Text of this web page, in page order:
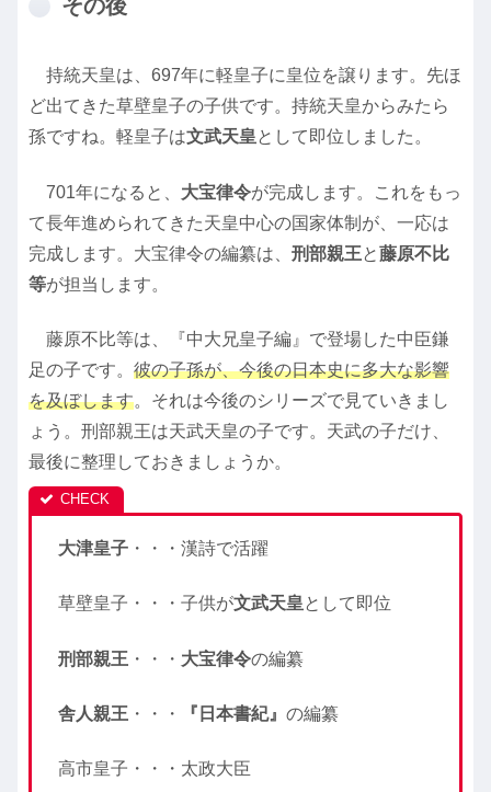
その後
持統天皇は、697年に軽皇子に皇位を譲ります。先ほ
ど出てきた草壁皇子の子供です。持統天皇からみたら
孫ですね。軽皇子は文武天皇として即位しました。
701年になると、 大宝律令が完成します。これをもっ
て長年進められてきた天皇中心の国家体制が、一応は
完成します。大宝律令の編纂は、 刑部親王と藤原不比
等が担当します。
藤原不比等は、『中大兄皇子編』で登場した中臣鎌
足の子です。 彼の子孫が、今後の日本史に多大な影響
を及ぼします。それは今後のシリーズで見ていきまし
ょう。刑部親王は天武天皇の子です。天武の子だけ、
最後に整理しておきましょうか。
大津皇子 ・・・漢詩で活躍
草壁皇子・・・子供が文武天皇として即位
刑部親王 ・・・ 大宝律令の編纂
舎人親王 ・・・ 『日本書紀』 の編纂
高市皇子・・・太政大臣